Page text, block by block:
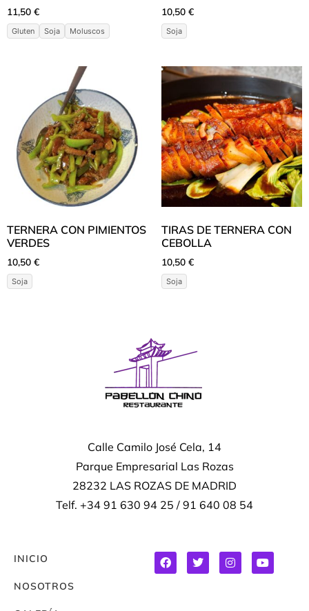
11,50 €
Gluten Soja Moluscos
10,50 €
Soja
TERNERA CON PIMIENTOS
VERDES
10,50 €
Soja
TIRAS DE TERNERA CON
CEBOLLA
10,50 €
Soja
Calle Camilo José Cela, 14
Parque Empresarial Las Rozas
28232 LAS ROZAS DE MADRID
Telf. +34 91 630 94 25 / 91 640 08 54
INICIO
NOSOTROS